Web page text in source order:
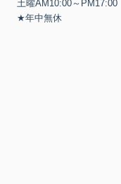
土曜AM10:00～ PM17:00
★年中無休